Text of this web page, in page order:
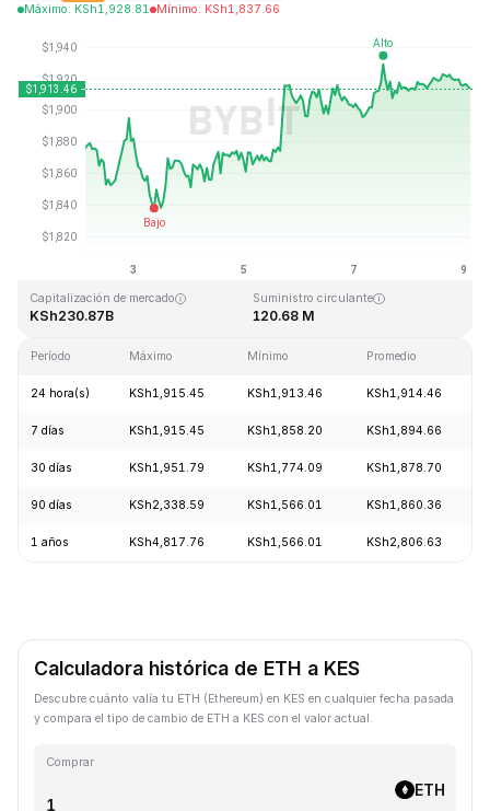
Máximo: KSh1,928.81 Mínimo: KSh1,837.66
Última actualización: 2026-08-09, 03:00 GMT+0
Capitalización de mercado
KSh230.87B
Suministro circulante
120.68 M
Período Máximo Mínimo Promedio
24 hora(s) KSh1,915.45 KSh1,913.46 KSh1,914.46
7 días KSh1,915.45 KSh1,858.20 KSh1,894.66
30 días KSh1,951.79 KSh1,774.09 KSh1,878.70
90 días KSh2,338.59 KSh1,566.01 KSh1,860.36
1 años KSh4,817.76 KSh1,566.01 KSh2,806.63
Calculadora histórica de ETH a KES
Descubre cuánto valía tu ETH (Ethereum) en KES en cualquier fecha pasada
y compara el tipo de cambio de ETH a KES con el valor actual.
Comprar
ETH